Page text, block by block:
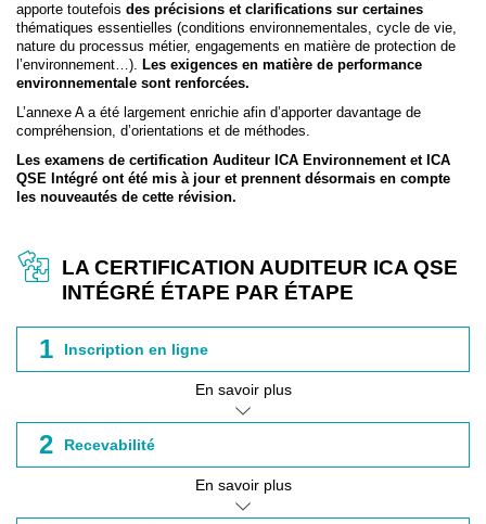
apporte toutefois des précisions et clarifications sur certaines
thématiques essentielles (conditions environnementales, cycle de vie,
nature du processus métier, engagements en matière de protection de
l’environnement…). Les exigences en matière de performance
environnementale sont renforcées.
L’annexe A a été largement enrichie afin d’apporter davantage de
compréhension, d’orientations et de méthodes.
Les examens de certification Auditeur ICA Environnement et ICA
QSE Intégré ont été mis à jour et prennent désormais en compte
les nouveautés de cette révision.
LA CERTIFICATION AUDITEUR ICA QSE
INTÉGRÉ ÉTAPE PAR ÉTAPE
1 Inscription en ligne
En savoir plus
2 Recevabilité
En savoir plus